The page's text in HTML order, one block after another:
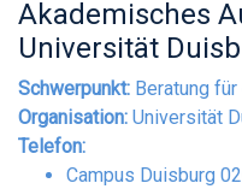
Akademisches
Universität
Schwerpunkt: Beratung
Organisation: Universität
Telefon:
Campus Duisburg